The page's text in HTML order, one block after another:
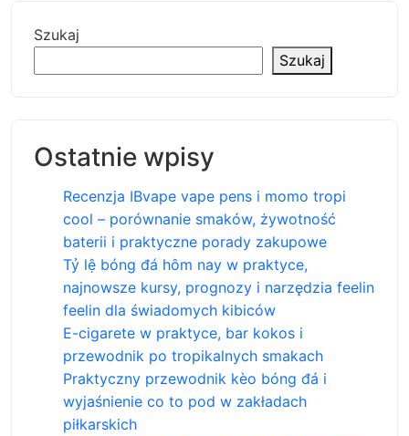
Szukaj
Szukaj
Ostatnie wpisy
Recenzja IBvape vape pens i momo tropi
cool – porównanie smaków, żywotność
baterii i praktyczne porady zakupowe
Tỷ lệ bóng đá hôm nay w praktyce,
najnowsze kursy, prognozy i narzędzia feelin
feelin dla świadomych kibiców
E-cigarete w praktyce, bar kokos i
przewodnik po tropikalnych smakach
Praktyczny przewodnik kèo bóng đá i
wyjaśnienie co to pod w zakładach
piłkarskich